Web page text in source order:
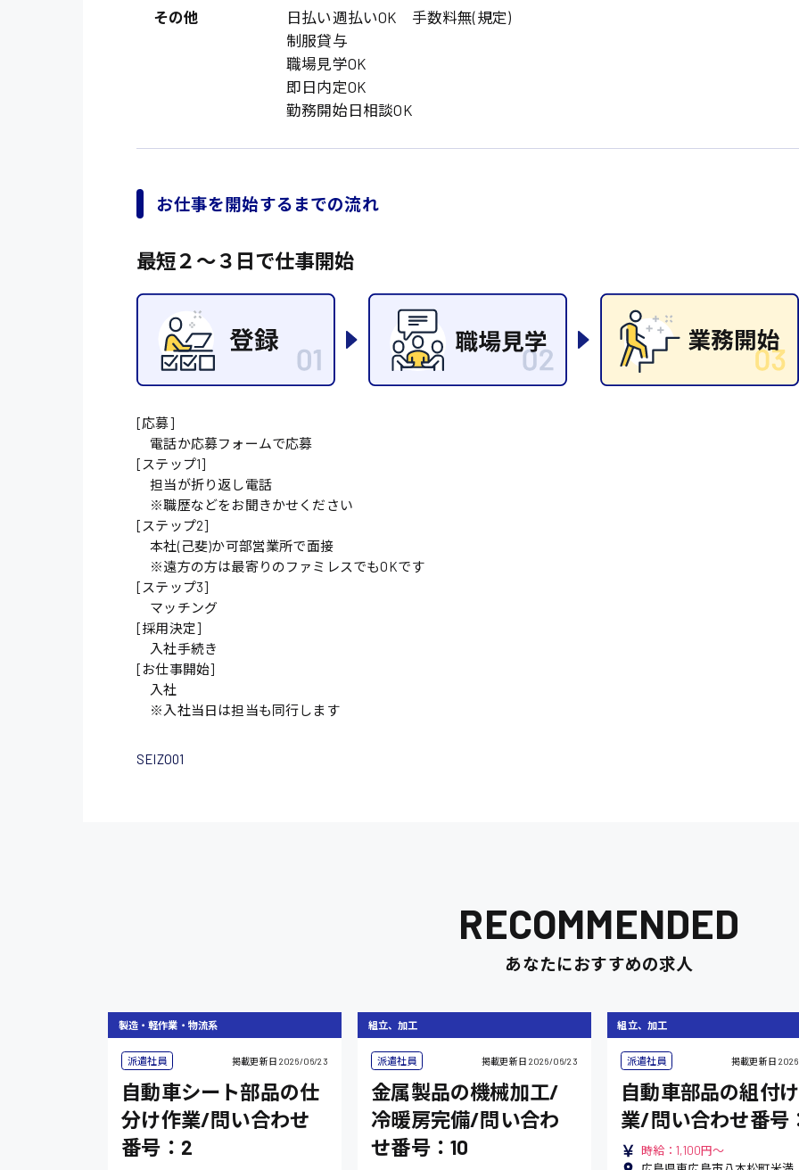
貿易事務 データ入力
総務事務
医療事務
経営企画
接客 調理 洗い場
ラウンダー営業 ルート営業
その他の専門職
配送・ドライバー
熊本県 東京都
愛知県
鳥取県
時給1400円〜 日給9000円〜
その他
日払い週払いOK 手数料無(規定)
制服貸与
職場見学OK
即日内定OK
勤務開始日相談OK
お仕事を開始するまでの流れ
最短２〜３日で仕事開始
[応募]
電話か応募フォームで応募
[ステップ1]
担当が折り返し電話
※職歴などをお聞きかせください
[ステップ2]
本社(己斐)か可部営業所で面接
※遠方の方は最寄りのファミレスでもOKです
[ステップ3]
マッチング
[採用決定]
入社手続き
[お仕事開始]
入社
※入社当日は担当も同行します
SEIZO01
RECOMMENDED
あなたにおすすめの求人
製造・軽作業・物流系
派遣社員 掲載更新日 2026/06/23
自動車シート部品の仕
分け作業/問い合わせ
番号：2
組立、加工
派遣社員 掲載更新日 2026/06/23
金属製品の機械加工/
冷暖房完備/問い合わ
せ番号：10
組立、加工
派遣社員 掲載更新日
自動車部品の組付
業/問い合わせ番号
時給：1,100円～